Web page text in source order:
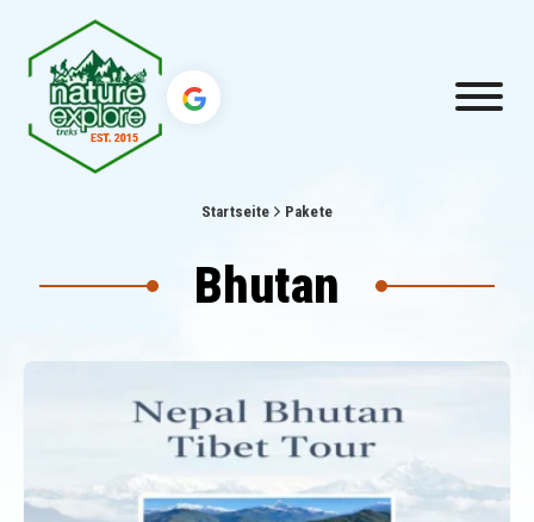
Startseite Pakete
Bhutan